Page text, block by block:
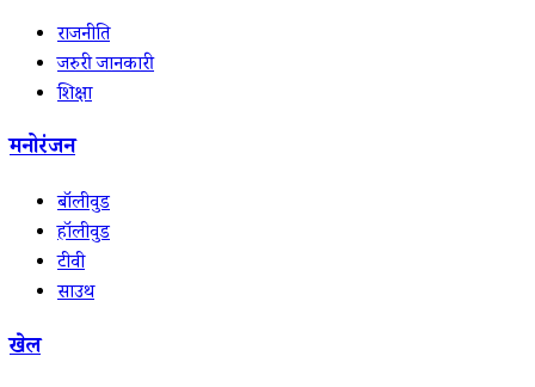
राजनीति
जरुरी जानकारी
शिक्षा
मनोरंजन
बॉलीवुड
हॉलीवुड
टीवी
साउथ
खेल